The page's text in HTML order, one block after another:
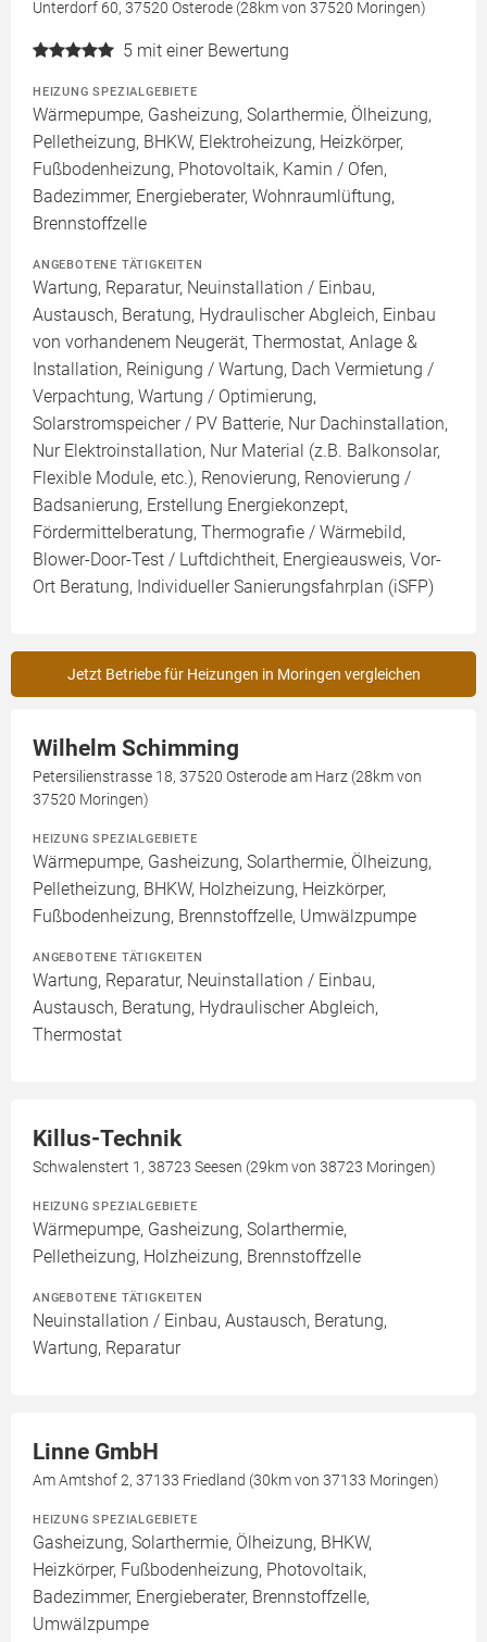
Unterdorf 60, 37520 Osterode (28km von 37520 Moringen)
5 mit einer Bewertung
HEIZUNG SPEZIALGEBIETE
Wärmepumpe, Gasheizung, Solarthermie, Ölheizung,
Pelletheizung, BHKW, Elektroheizung, Heizkörper,
Fußbodenheizung, Photovoltaik, Kamin / Ofen,
Badezimmer, Energieberater, Wohnraumlüftung,
Brennstoffzelle
ANGEBOTENE TÄTIGKEITEN
Wartung, Reparatur, Neuinstallation / Einbau,
Austausch, Beratung, Hydraulischer Abgleich, Einbau
von vorhandenem Neugerät, Thermostat, Anlage &
Installation, Reinigung / Wartung, Dach Vermietung /
Verpachtung, Wartung / Optimierung,
Solarstromspeicher / PV Batterie, Nur Dachinstallation,
Nur Elektroinstallation, Nur Material (z.B. Balkonsolar,
Flexible Module, etc.), Renovierung, Renovierung /
Badsanierung, Erstellung Energiekonzept,
Fördermittelberatung, Thermografie / Wärmebild,
Blower-Door-Test / Luftdichtheit, Energieausweis, Vor-
Ort Beratung, Individueller Sanierungsfahrplan (iSFP)
Jetzt Betriebe für Heizungen in Moringen vergleichen
Wilhelm Schimming
Petersilienstrasse 18, 37520 Osterode am Harz (28km von
37520 Moringen)
HEIZUNG SPEZIALGEBIETE
Wärmepumpe, Gasheizung, Solarthermie, Ölheizung,
Pelletheizung, BHKW, Holzheizung, Heizkörper,
Fußbodenheizung, Brennstoffzelle, Umwälzpumpe
ANGEBOTENE TÄTIGKEITEN
Wartung, Reparatur, Neuinstallation / Einbau,
Austausch, Beratung, Hydraulischer Abgleich,
Thermostat
Killus-Technik
Schwalenstert 1, 38723 Seesen (29km von 38723 Moringen)
HEIZUNG SPEZIALGEBIETE
Wärmepumpe, Gasheizung, Solarthermie,
Pelletheizung, Holzheizung, Brennstoffzelle
ANGEBOTENE TÄTIGKEITEN
Neuinstallation / Einbau, Austausch, Beratung,
Wartung, Reparatur
Linne GmbH
Am Amtshof 2, 37133 Friedland (30km von 37133 Moringen)
HEIZUNG SPEZIALGEBIETE
Gasheizung, Solarthermie, Ölheizung, BHKW,
Heizkörper, Fußbodenheizung, Photovoltaik,
Badezimmer, Energieberater, Brennstoffzelle,
Umwälzpumpe